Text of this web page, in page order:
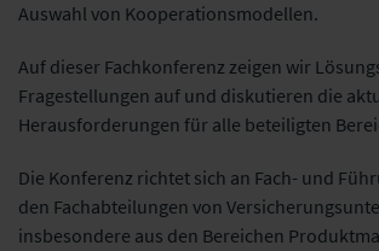
Auswahl von Kooperationsmodellen.
Auf dieser Fachkonferenz zeigen wir
Fragestellungen auf und diskutieren die
Herausforderungen für alle beteiligten
Die Konferenz richtet sich an Fach- und
den Fachabteilungen von
insbesondere aus den Bereichen